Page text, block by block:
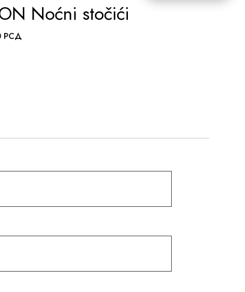
ADD TO WISHLIST
Noćni stočići
РСД